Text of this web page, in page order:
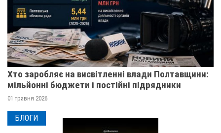
Хто заробляє на висвітленні влади Полтавщини:
мільйонні бюджети і постійні підрядники
01 травня 2026
БЛОГИ